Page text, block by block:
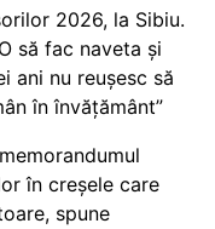
2026, la Sibiu.
să fac naveta și
ani nu reușesc să
în învățământ”
în creșele care
spune